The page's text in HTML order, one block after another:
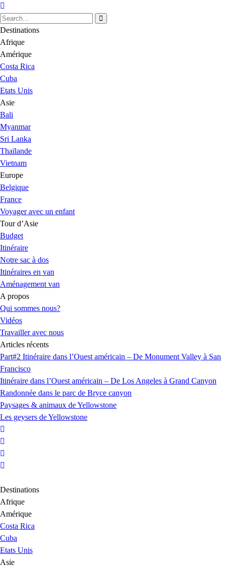
Destinations
Afrique
Amérique
Costa Rica
Cuba
Etats Unis
Asie
Bali
Myanmar
Sri Lanka
Thaïlande
Vietnam
Europe
Belgique
France
Voyager avec un enfant
Tour d’Asie
Budget
Itinéraire
Notre sac à dos
Itinéraires en van
Aménagement van
A propos
Qui sommes nous?
Vidéos
Travailler avec nous
Articles récents
Part#2 Itinéraire dans l’Ouest américain – De Monument Valley à San
Francisco
Itinéraire dans l’Ouest américain – De Los Angeles à Grand Canyon
Randonnée dans le parc de Bryce canyon
Paysages & animaux de Yellowstone
Les geysers de Yellowstone
Destinations
Afrique
Amérique
Costa Rica
Cuba
Etats Unis
Asie